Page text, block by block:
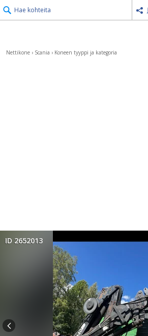
Hae kohteita
Nettikone › Scania › Koneen tyyppi ja kategoria
ID 2652013